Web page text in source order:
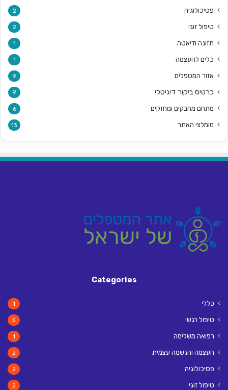
פסיכולוגיה 2
טיפול זוגי 2
תזונה ודיאטה 1
כלים להעצמה 1
אזור המטפלים 9
כרטיס ביקור דיגיטלי 9
מתחם מחבקים ומחזקים 6
מומלצי האתר 13
Categories
כללי 1
טיפול רגשי 5
רפואה משלימה 1
העצמה והגשמה עצמית 2
פסיכולוגיה 2
טיפול זוגי 2